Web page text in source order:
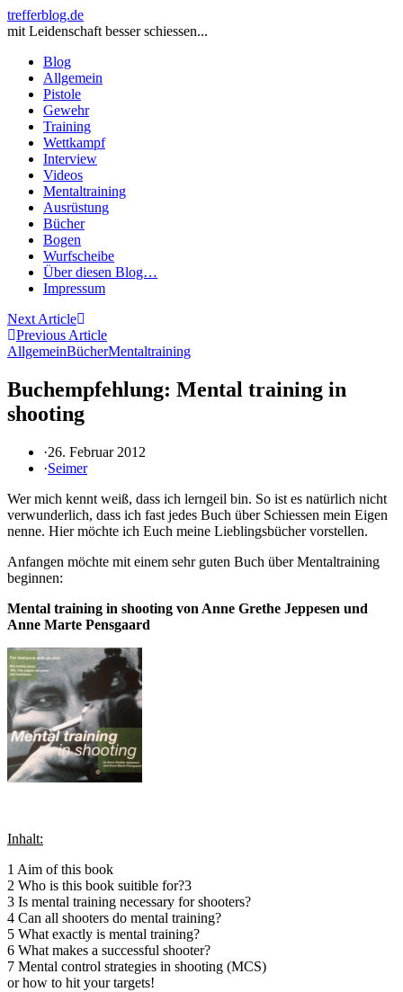
trefferblog.de
mit Leidenschaft besser schiessen...
Blog
Allgemein
Pistole
Gewehr
Training
Wettkampf
Interview
Videos
Mentaltraining
Ausrüstung
Bücher
Bogen
Wurfscheibe
Über diesen Blog…
Impressum
Beitragsnavigation
Next Article
Previous Article
AllgemeinBücherMentaltraining
Buchempfehlung: Mental training in
shooting
·26. Februar 2012
·Seimer
Wer mich kennt weiß, dass ich lerngeil bin. So ist es natürlich nicht
verwunderlich, dass ich fast jedes Buch über Schiessen mein Eigen
nenne. Hier möchte ich Euch meine Lieblingsbücher vorstellen.
Anfangen möchte mit einem sehr guten Buch über Mentaltraining
beginnen:
Mental training in shooting von Anne Grethe Jeppesen und
Anne Marte Pensgaard
Inhalt:
1 Aim of this book
2 Who is this book suitible for?3
3 Is mental training necessary for shooters?
4 Can all shooters do mental training?
5 What exactly is mental training?
6 What makes a successful shooter?
7 Mental control strategies in shooting (MCS)
or how to hit your targets!